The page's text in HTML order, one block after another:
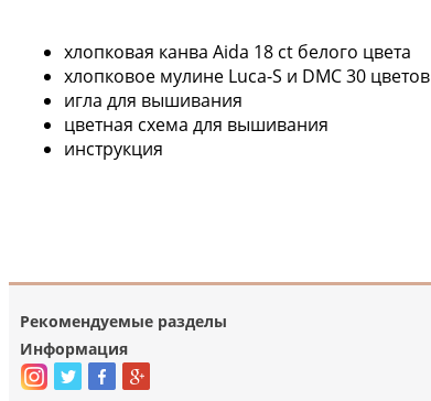
хлопковая канва Aida 18 ct белого цвета
хлопковое мулине Luca-S и DMC 30 цветов
игла для вышивания
цветная схема для вышивания
инструкция
Рекомендуемые разделы
Информация